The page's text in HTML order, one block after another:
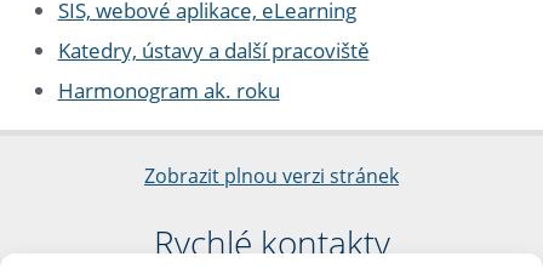
SIS, webové aplikace, eLearning
Katedry, ústavy a další pracoviště
Harmonogram ak. roku
Zobrazit plnou verzi stránek
Rychlé kontakty